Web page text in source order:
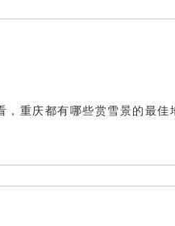
重庆都有哪些赏雪景的最佳